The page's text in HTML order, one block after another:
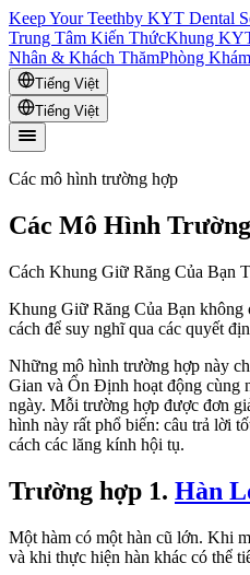
Keep Your Teethby KYT Dental
Trung Tâm Kiến ThứcKhung
Nhân & Khách ThămPhòng Khám
Tiếng Việt
Tiếng Việt
Các mô hình trường hợp
Các Mô Hình
Cách Khung Giữ Răng Của Bạn
Khung Giữ Răng Của Bạn
cách để suy nghĩ qua các quyết
Những mô hình trường hợp này
Gian và Ổn Định hoạt động cùng
ngày. Mỗi trường hợp được đơn
hình này rất phổ biến: câu trả lời
cách các lăng kính hội tụ.
Trường hợp 1. Hàn
Một hàm có một hàn cũ lớn. Khi
và khi thực hiện hàn khác có thể